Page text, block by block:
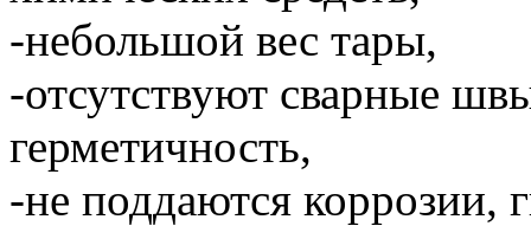
-небольшой вес тары,
-отсутствуют сварные
герметичность,
-не поддаются коррозии,